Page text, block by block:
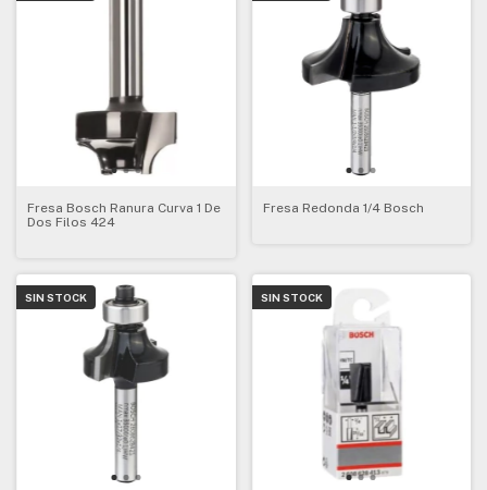
Fresa Bosch Ranura Curva 1 De
Dos Filos 424
Fresa Redonda 1/4 Bosch
SIN STOCK SIN STOCK